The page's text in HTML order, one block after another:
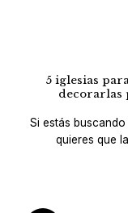
5 iglesias
decorarlas
Si estás
quieres que